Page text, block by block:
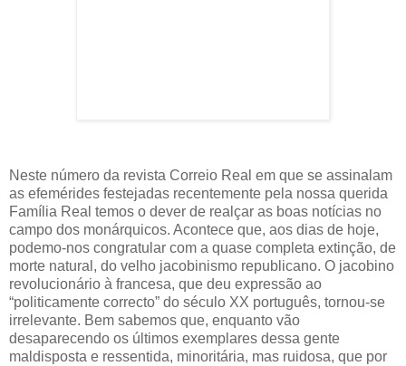
Neste número da revista Correio Real em que se assinalam
as efemérides festejadas recentemente pela nossa querida
Família Real temos o dever de realçar as boas notícias no
campo dos monárquicos. Acontece que, aos dias de hoje,
podemo-nos congratular com a quase completa extinção, de
morte natural, do velho jacobinismo republicano. O jacobino
revolucionário à francesa, que deu expressão ao
“politicamente correcto” do século XX português, tornou-se
irrelevante. Bem sabemos que, enquanto vão
desaparecendo os últimos exemplares dessa gente
maldisposta e ressentida, minoritária, mas ruidosa, que por